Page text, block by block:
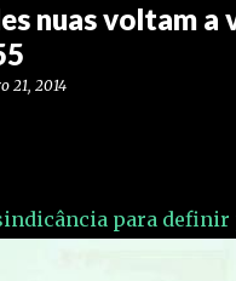
nuas voltam
21, 2014
para definir